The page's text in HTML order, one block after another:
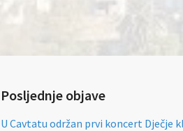
Posljednje objave
U Cavtatu održan prvi koncert Dječje